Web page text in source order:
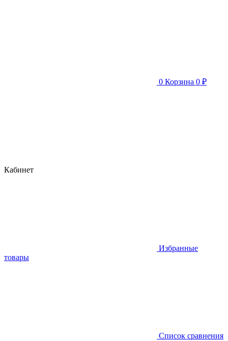
0 Корзина 0 ₽
Кабинет
Избранные
товары
Список сравнения